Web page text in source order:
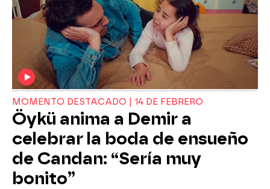
MOMENTO DESTACADO | 14 DE FEBRERO
Öykü anima a Demir a
celebrar la boda de ensueño
de Candan: “Sería muy
bonito”